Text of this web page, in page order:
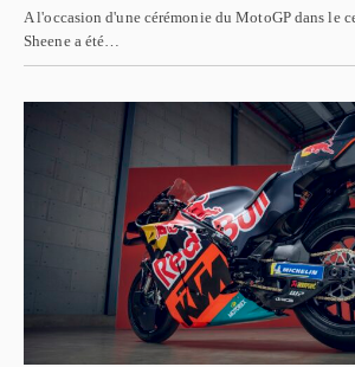
A l'occasion d'une cérémonie du MotoGP dans le
Sheene a été…